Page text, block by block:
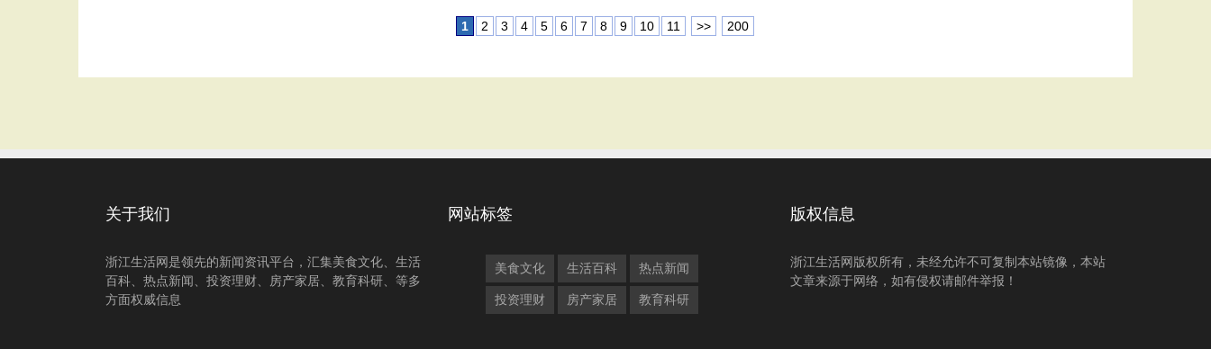
1 2 3 4 5 6 7 8 9 10 11 >> 200
关于我们
浙江生活网是领先的新闻资讯平台，汇集美食文化、生活
百科、热点新闻、投资理财、房产家居、教育科研、等多
方面权威信息
网站标签
美食文化 生活百科 热点新闻
投资理财 房产家居 教育科研
版权信息
浙江生活网版权所有，未经允许不可复制本站镜像，本站
文章来源于网络，如有侵权请邮件举报！